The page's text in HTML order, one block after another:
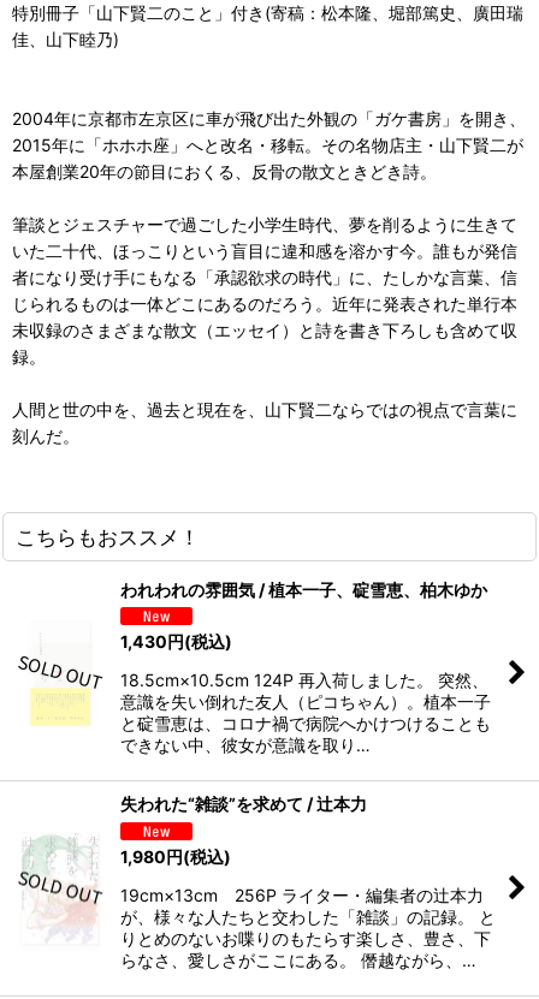
特別冊子「山下賢二のこと」付き(寄稿：松本隆、堀部篤史、廣田瑞
佳、山下睦乃)
2004年に京都市左京区に車が飛び出た外観の「ガケ書房」を開き、
2015年に「ホホホ座」へと改名・移転。その名物店主・山下賢二が
本屋創業20年の節目におくる、反骨の散文ときどき詩。
筆談とジェスチャーで過ごした小学生時代、夢を削るように生きて
いた二十代、ほっこりという盲目に違和感を溶かす今。誰もが発信
者になり受け手にもなる「承認欲求の時代」に、たしかな言葉、信
じられるものは一体どこにあるのだろう。近年に発表された単行本
未収録のさまざまな散文（エッセイ）と詩を書き下ろしも含めて収
録。
人間と世の中を、過去と現在を、山下賢二ならではの視点で言葉に
刻んだ。
こちらもおススメ！
われわれの雰囲気 / 植本一子、碇雪恵、柏木ゆか
1,430円(税込)
18.5cm×10.5cm 124P 再入荷しました。 突然、
意識を失い倒れた友人（ピコちゃん）。植本一子
と碇雪恵は、コロナ禍で病院へかけつけることも
できない中、彼女が意識を取り…
失われた“雑談”を求めて / 辻本力
1,980円(税込)
19cm×13cm 256P ライター・編集者の辻本力
が、様々な人たちと交わした「雑談」の記録。 と
りとめのないお喋りのもたらす楽しさ、豊さ、下
らなさ、愛しさがここにある。 僭越ながら、…